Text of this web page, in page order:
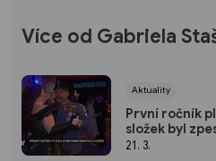
Více od Gabriela
Aktuality
První ročník
složek byl
sezóny
21. 3.